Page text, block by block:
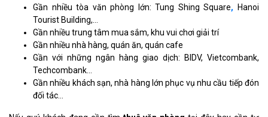
Gần nhiều tòa văn phòng lớn: Tung Shing Square, Hanoi
Tourist Building,…
Gần nhiều trung tâm mua sắm, khu vui chơi giải trí
Gần nhiều nhà hàng, quán ăn, quán cafe
Gần với những ngân hàng giao dịch: BIDV, Vietcombank,
Techcombank…
Gần nhiều khách sạn, nhà hàng lớn phục vụ nhu cầu tiếp đón
đối tác…